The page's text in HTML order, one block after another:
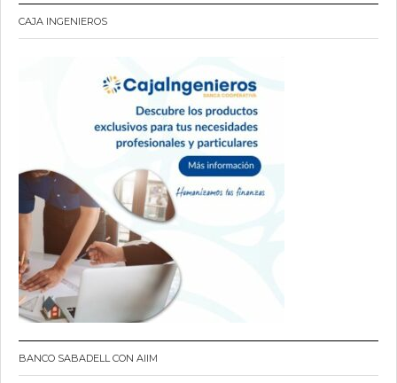
CAJA INGENIEROS
BANCO SABADELL CON AIIM